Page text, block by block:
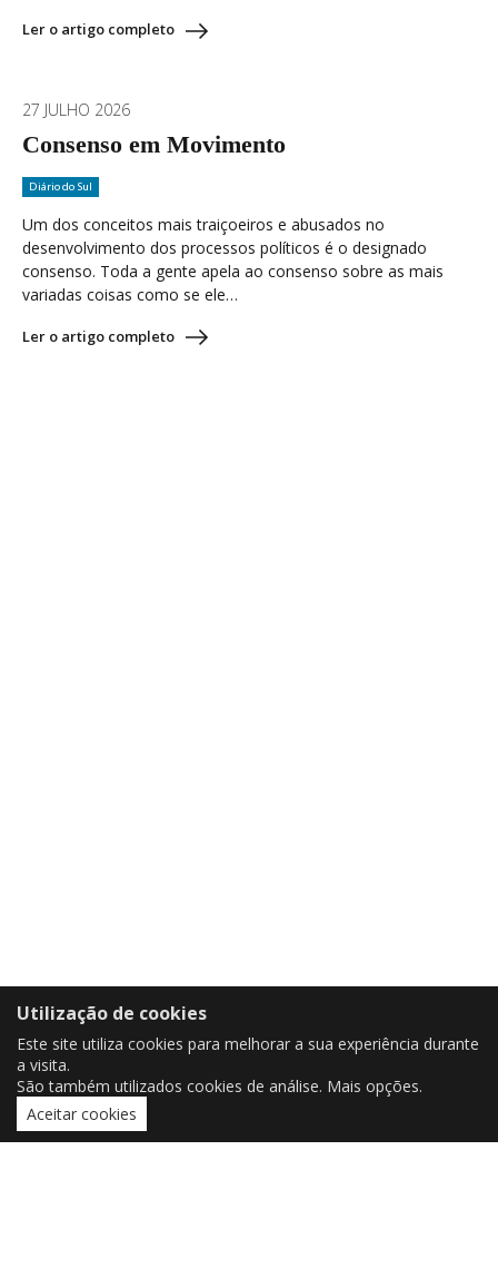
Ler o artigo completo
27 JULHO 2026
Consenso em Movimento
Diário do Sul
Um dos conceitos mais traiçoeiros e abusados no
desenvolvimento dos processos políticos é o designado
consenso. Toda a gente apela ao consenso sobre as mais
variadas coisas como se ele…
Ler o artigo completo
Utilização de cookies
Este site utiliza cookies para melhorar a sua experiência durante
a visita.
São também utilizados cookies de análise. Mais opções.
Aceitar cookies